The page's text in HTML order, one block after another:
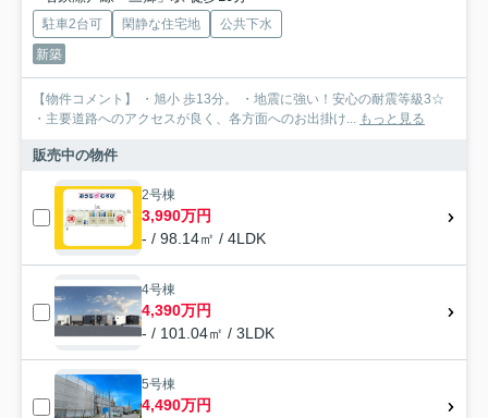
駐車2台可 閑静な住宅地
公共下水
新築
【物件コメント】 ・旭小 歩13分。 ・地震に強い！安心の耐震等級3☆
・主要道路へのアクセスが良く、各方面へのお出掛け... もっと見る
販売中の物件
2号棟
3,990万円
- / 98.14㎡ / 4LDK
4号棟
4,390万円
- / 101.04㎡ / 3LDK
5号棟
4,490万円